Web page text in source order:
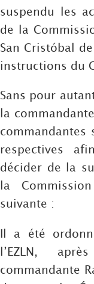
suspendu les
de la
San Cristóbal
instructions du
Sans pour
la
commandantes
respectives
décider de la
la
suivante :
Il a été
l’EZLN,
commandante